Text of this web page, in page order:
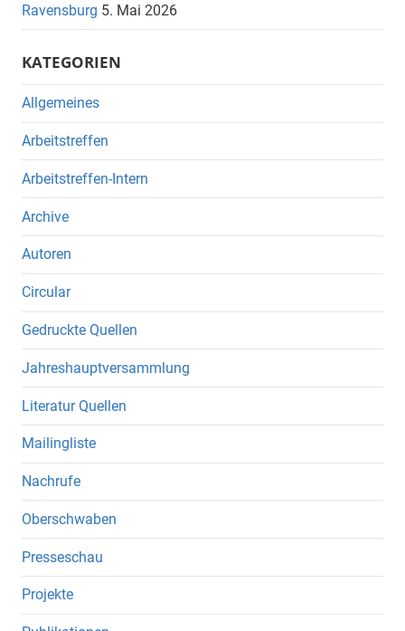
Ravensburg 5. Mai 2026
KATEGORIEN
Allgemeines
Arbeitstreffen
Arbeitstreffen-Intern
Archive
Autoren
Circular
Gedruckte Quellen
Jahreshauptversammlung
Literatur Quellen
Mailingliste
Nachrufe
Oberschwaben
Presseschau
Projekte